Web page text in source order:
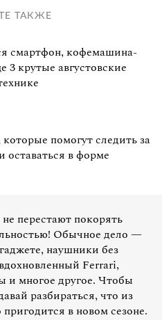
ТАКЖЕ
смартфон, кофемашина-
3 крутые августовские
которые помогут следить за
оставаться в форме
перестают покорять
Обычное дело —
наушники без
Ferrari,
и многое другое. Чтобы
разбираться, что из
в новом сезоне.